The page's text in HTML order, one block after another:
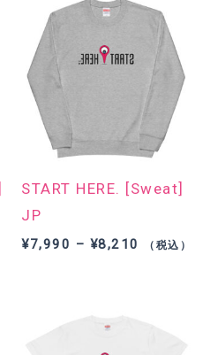
START HERE. [Sweat]
JP
¥7,990 – ¥8,210 価
¥8,210
（税込）